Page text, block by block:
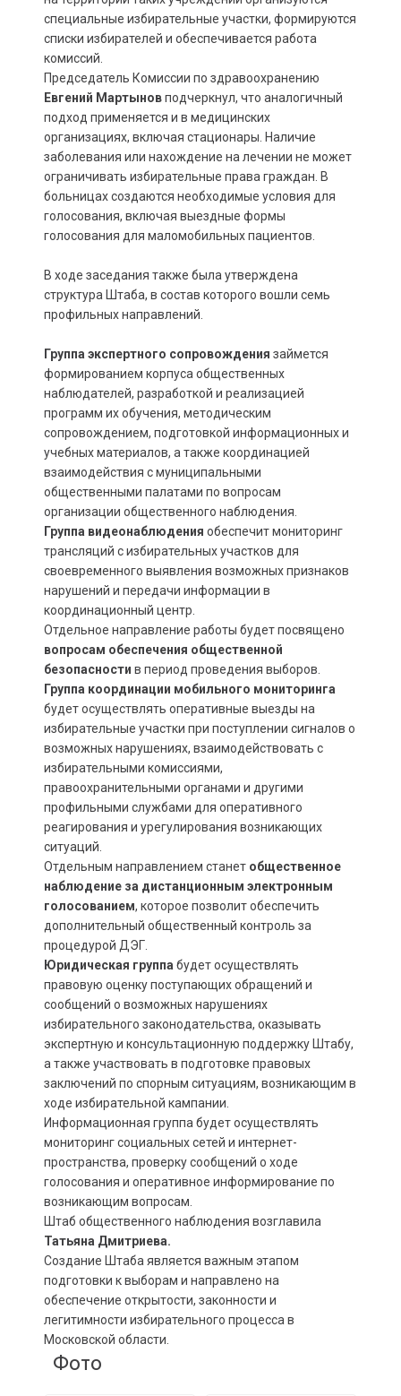
специальные избирательные участки, формируются
списки избирателей и обеспечивается работа
комиссий.
Председатель Комиссии по здравоохранению
Евгений Мартыновподчеркнул, что аналогичный
подход применяется и в медицинских
организациях, включая стационары. Наличие
заболевания или нахождение на лечении не может
ограничивать избирательные права граждан. В
больницах создаются необходимые условия для
голосования, включая выездные формы
голосования для маломобильных пациентов.
В ходе заседания также была утверждена
структура Штаба, в состав которого вошли семь
профильных направлений.
Группа экспертного сопровождения займется
формированием корпуса общественных
наблюдателей, разработкой и реализацией
программ их обучения, методическим
сопровождением, подготовкой информационных и
учебных материалов, а также координацией
взаимодействия с муниципальными
общественными палатами по вопросам
организации общественного наблюдения.
Группа видеонаблюдения обеспечит мониторинг
трансляций с избирательных участков для
своевременного выявления возможных признаков
нарушений и передачи информации в
координационный центр.
Отдельное направление работы будет посвящено
вопросам обеспечения общественной
безопасности в период проведения выборов.
Группа координации мобильного мониторинга
будет осуществлять оперативные выезды на
избирательные участки при поступлении сигналов о
возможных нарушениях, взаимодействовать с
избирательными комиссиями,
правоохранительными органами и другими
профильными службами для оперативного
реагирования и урегулирования возникающих
ситуаций.
Отдельным направлением станет общественное
наблюдение за дистанционным электронным
голосованием, которое позволит обеспечить
дополнительный общественный контроль за
процедурой ДЭГ.
Юридическая группа будет осуществлять
правовую оценку поступающих обращений и
сообщений о возможных нарушениях
избирательного законодательства, оказывать
экспертную и консультационную поддержку Штабу,
а также участвовать в подготовке правовых
заключений по спорным ситуациям, возникающим в
ходе избирательной кампании.
Информационная группа будет осуществлять
мониторинг социальных сетей и интернет-
пространства, проверку сообщений о ходе
голосования и оперативное информирование по
возникающим вопросам.
Штаб общественного наблюдения возглавила
Татьяна Дмитриева.
Создание Штаба является важным этапом
подготовки к выборам и направлено на
обеспечение открытости, законности и
легитимности избирательного процесса в
Московской области.
Фото